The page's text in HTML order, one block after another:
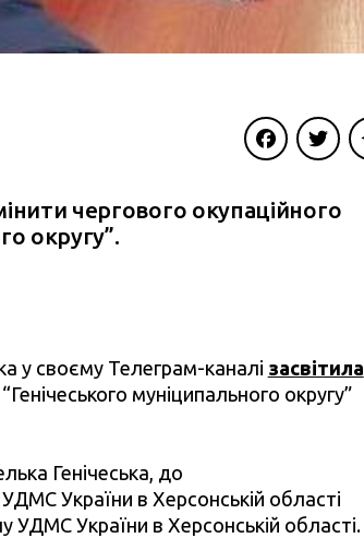
чергового окупаційного
округу”.
у своєму Телеграм-каналі засвітила
муніципального округу”
Генічеська, до
України в Херсонській області
УДМС України в Херсонській області.